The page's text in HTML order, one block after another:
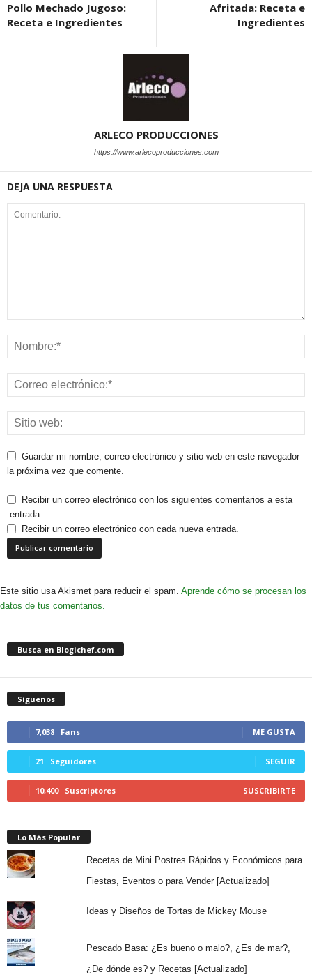
Pollo Mechado Jugoso:
Receta e Ingredientes
Afritada: Receta e
Ingredientes
ARLECO PRODUCCIONES
https://www.arlecoproducciones.com
DEJA UNA RESPUESTA
Guardar mi nombre, correo electrónico y sitio web en este navegador
la próxima vez que comente.
Recibir un correo electrónico con los siguientes comentarios a esta
entrada.
Recibir un correo electrónico con cada nueva entrada.
Este sitio usa Akismet para reducir el spam. Aprende cómo se procesan los
datos de tus comentarios.
Busca en Blogichef.com
Síguenos
7,038 Fans ME GUSTA
21 Seguidores SEGUIR
10,400 Suscriptores SUSCRIBIRTE
Lo Más Popular
Recetas de Mini Postres Rápidos y Económicos para
Fiestas, Eventos o para Vender [Actualizado]
Ideas y Diseños de Tortas de Mickey Mouse
Pescado Basa: ¿Es bueno o malo?, ¿Es de mar?,
¿De dónde es? y Recetas [Actualizado]